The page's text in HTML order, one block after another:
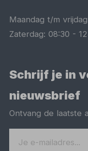
Maandag t/m
Zaterdag:08:30 -
Schrijf je in
nieuwsbrief
Ontvang de laatste